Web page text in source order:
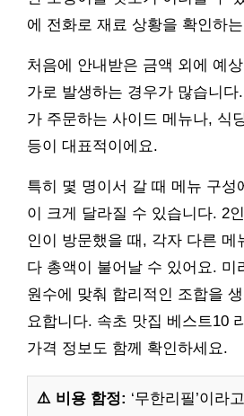
에 전화로 재료 상황을 확인하
처음에 안내받은 금액 외에 예
가로 발생하는 경우가 많습니
가 주문하는 사이드 메뉴나, 식
등이 대표적이에요.
특히 몇 명이서 갈 때 메뉴 구성
이 크게 달라질 수 있습니다. 2
인이 방문했을 때, 각자 다른 메
다 총액이 불어날 수 있어요. 미
원수에 맞춰 합리적인 조합을
요합니다. 속초 맛집 베스트10
가격 정보도 함께 확인하세요.
⚠️ 비용 함정: ‘무한리필’이라